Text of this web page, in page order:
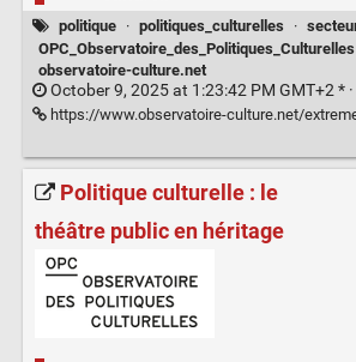
politique · politiques_culturelles ·
OPC_Observatoire_des_Politiques_Culturelles
observatoire-culture.net
October 9, 2025 at 1:23:42 PM GMT+2 * ·
https://www.observatoire-culture.net/extreme-droite-culture-
Politique culturelle : le
théâtre public en héritage